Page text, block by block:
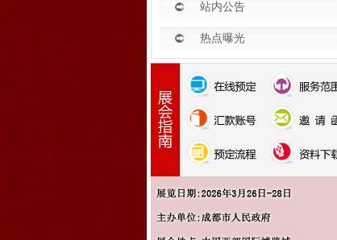
站内公告
热点曝光